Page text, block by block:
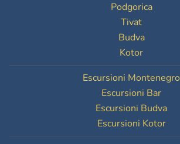
Podgorica
Tivat
Budva
Kotor
Escursioni Montenegro
Escursioni Bar
Escursioni Budva
Escursioni Kotor